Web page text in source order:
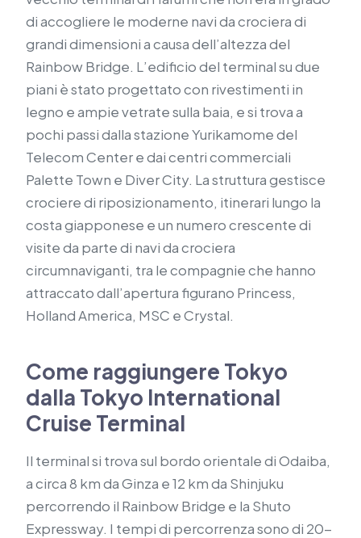
di accogliere le moderne navi da crociera di
grandi dimensioni a causa dell’altezza del
Rainbow Bridge. L’edificio del terminal su due
piani è stato progettato con rivestimenti in
legno e ampie vetrate sulla baia, e si trova a
pochi passi dalla stazione Yurikamome del
Telecom Center e dai centri commerciali
Palette Town e Diver City. La struttura gestisce
crociere di riposizionamento, itinerari lungo la
costa giapponese e un numero crescente di
visite da parte di navi da crociera
circumnaviganti, tra le compagnie che hanno
attraccato dall’apertura figurano Princess,
Holland America, MSC e Crystal.
Come raggiungere Tokyo
dalla Tokyo International
Cruise Terminal
Il terminal si trova sul bordo orientale di Odaiba,
a circa 8 km da Ginza e 12 km da Shinjuku
percorrendo il Rainbow Bridge e la Shuto
Expressway. I tempi di percorrenza sono di 20-